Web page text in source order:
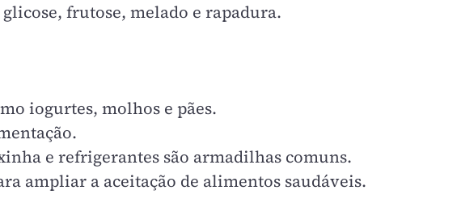
frutose, melado e rapadura.
iogurtes, molhos e pães.
e refrigerantes são armadilhas comuns.
ampliar a aceitação de alimentos saudáveis.